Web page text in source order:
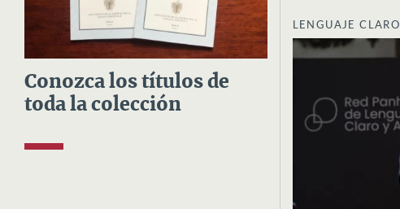
Conozca los títulos de
toda la colección
LENGUAJE CLARO